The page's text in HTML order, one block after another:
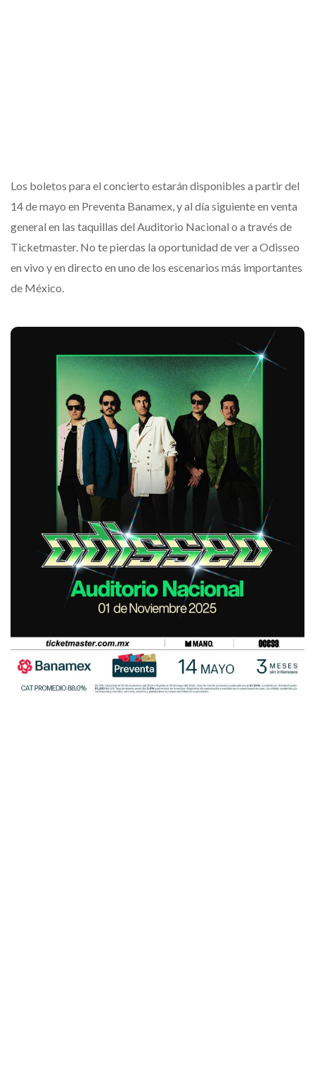
Los boletos para el concierto estarán disponibles a partir del
14 de mayo en Preventa Banamex, y al día siguiente en venta
general en las taquillas del Auditorio Nacional o a través de
Ticketmaster. No te pierdas la oportunidad de ver a Odisseo
en vivo y en directo en uno de los escenarios más importantes
de México.